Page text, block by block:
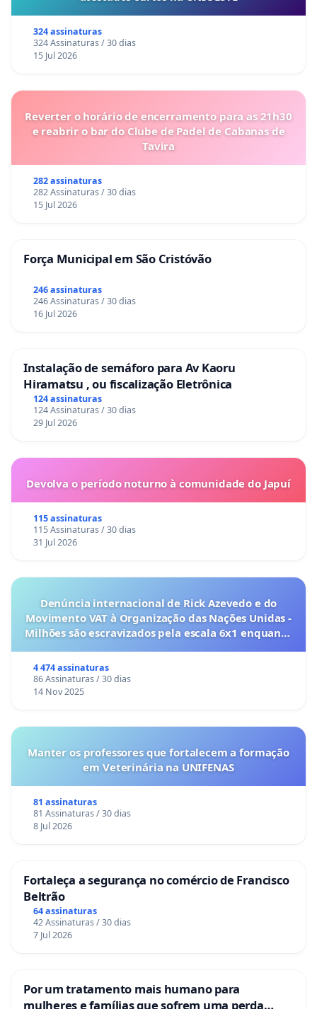
324 assinaturas
324 Assinaturas / 30 dias
15 Jul 2026
Reverter o horário de encerramento para as 21h30
e reabrir o bar do Clube de Padel de Cabanas de
Tavira
282 assinaturas
282 Assinaturas / 30 dias
15 Jul 2026
Força Municipal em São Cristóvão
246 assinaturas
246 Assinaturas / 30 dias
16 Jul 2026
Instalação de semáforo para Av Kaoru
Hiramatsu , ou fiscalização Eletrônica
124 assinaturas
124 Assinaturas / 30 dias
29 Jul 2026
Devolva o período noturno à comunidade do Japuí
115 assinaturas
115 Assinaturas / 30 dias
31 Jul 2026
Denúncia internacional de Rick Azevedo e do
Movimento VAT à Organização das Nações Unidas -
Milhões são escravizados pela escala 6x1 enquanto
4 474 assinaturas
86 Assinaturas / 30 dias
14 Nov 2025
Manter os professores que fortalecem a formação
em Veterinária na UNIFENAS
81 assinaturas
81 Assinaturas / 30 dias
8 Jul 2026
Fortaleça a segurança no comércio de Francisco
Beltrão
64 assinaturas
42 Assinaturas / 30 dias
7 Jul 2026
Por um tratamento mais humano para
mulheres e famílias que sofrem uma perda